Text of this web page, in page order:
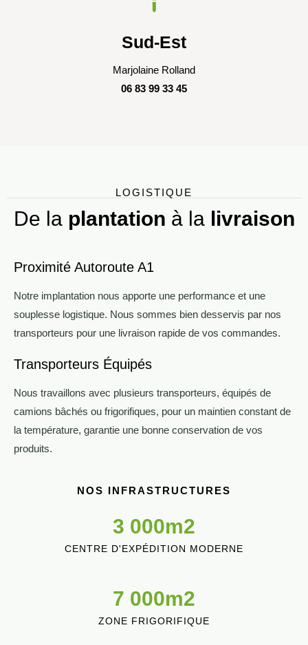
Sud-Est
Marjolaine Rolland
06 83 99 33 45
LOGISTIQUE
De la plantation à la livraison
Proximité Autoroute A1
Notre implantation nous apporte une performance et une
souplesse logistique. Nous sommes bien desservis par nos
transporteurs pour une livraison rapide de vos commandes.
Transporteurs Équipés
Nous travaillons avec plusieurs transporteurs, équipés de
camions bâchés ou frigorifiques, pour un maintien constant de
la température, garantie une bonne conservation de vos
produits.
NOS INFRASTRUCTURES
CENTRE D'EXPÉDITION MODERNE
3 000m2
ZONE FRIGORIFIQUE
7 000m2